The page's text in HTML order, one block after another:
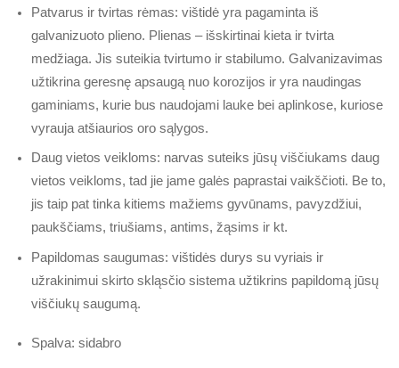
Patvarus ir tvirtas rėmas: vištidė yra pagaminta iš
galvanizuoto plieno. Plienas – išskirtinai kieta ir tvirta
medžiaga. Jis suteikia tvirtumo ir stabilumo. Galvanizavimas
užtikrina geresnę apsaugą nuo korozijos ir yra naudingas
gaminiams, kurie bus naudojami lauke bei aplinkose, kuriose
vyrauja atšiaurios oro sąlygos.
Daug vietos veikloms: narvas suteiks jūsų viščiukams daug
vietos veikloms, tad jie jame galės paprastai vaikščioti. Be to,
jis taip pat tinka kitiems mažiems gyvūnams, pavyzdžiui,
paukščiams, triušiams, antims, žąsims ir kt.
Papildomas saugumas: vištidės durys su vyriais ir
užrakinimui skirto skląsčio sistema užtikrins papildomą jūsų
viščiukų saugumą.
Spalva: sidabro